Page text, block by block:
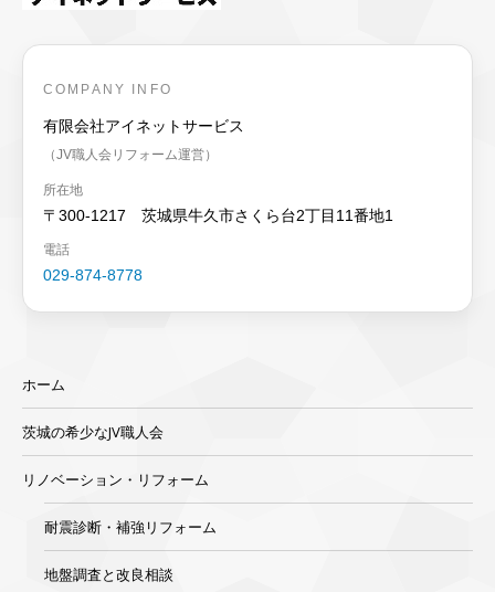
COMPANY INFO
有限会社アイネットサービス
（JV職人会リフォーム運営）
所在地
〒300-1217 茨城県牛久市さくら台2丁目11番地1
電話
029-874-8778
ホーム
茨城の希少なJV職人会
リノベーション・リフォーム
耐震診断・補強リフォーム
地盤調査と改良相談